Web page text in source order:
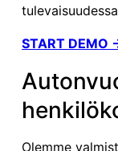
START DEMO
Olemme